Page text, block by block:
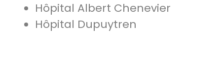
Hôpital Albert Chenevier
Hôpital Dupuytren